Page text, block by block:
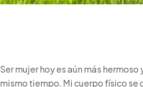
Ser mujer hoy es aún más hermoso
mismo tiempo. Mi cuerpo físico se